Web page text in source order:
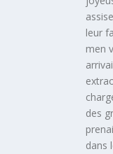
leur
men
des
dans